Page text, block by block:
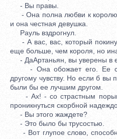
- Вы правы.
- Она полна любви к королю,
и она честная девушка.
Рауль вздрогнул.
- А вас, вас, который
еще больше, чем короля, но
- ДаАртаньян, вы уверены в
- Она обожает его. Ее
другому чувству. Но если б вы
были бы ее лучшим другом.
- Ах! - со страстным
проникнуться скорбной
- Вы этого жаждете?
- Это было бы трусостью.
- Вот глупое слово,